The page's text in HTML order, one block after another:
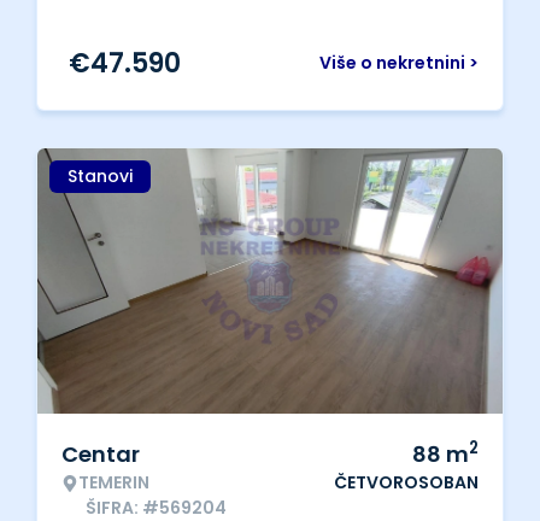
Više o nekretnini >
€47.590
Stanovi
Centar
TEMERIN
ŠIFRA: #569204
88 m2
ČETVOROSOBAN